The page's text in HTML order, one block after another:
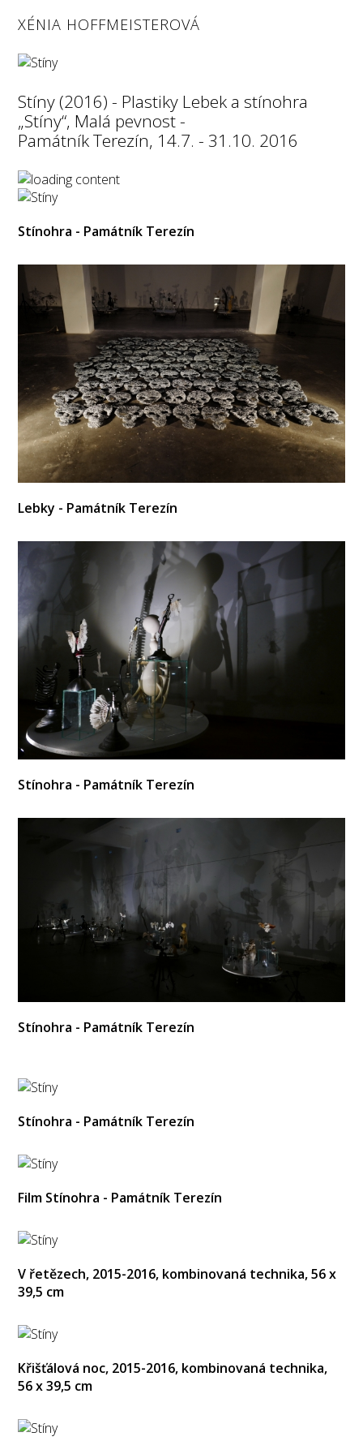
XÉNIA HOFFMEISTEROVÁ
Stíny (2016) - Plastiky Lebek a stínohra
„Stíny“, Malá pevnost -
Památník Terezín, 14.7. - 31.10. 2016
Stínohra - Památník Terezín
Lebky - Památník Terezín
Stínohra - Památník Terezín
Stínohra - Památník Terezín
Stínohra - Památník Terezín
Film Stínohra - Památník Terezín
V řetězech, 2015-2016, kombinovaná technika, 56 x
39,5 cm
Křišťálová noc, 2015-2016, kombinovaná technika,
56 x 39,5 cm